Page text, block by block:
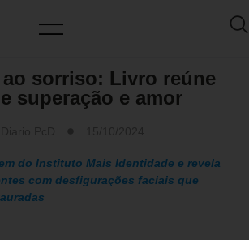
ao sorriso: Livro reúne
superação e amor
do Instituto Mais Identidade e revela
com desfigurações faciais que